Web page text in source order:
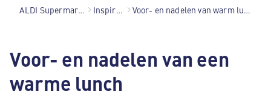
ALDI Supermarkten Inspiratie Voor- en nadelen van warm lunchen
Voor- en nadelen van een
warme lunch